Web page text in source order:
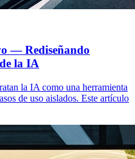
— Rediseñando
la IA
la IA como una herramienta
de uso aislados. Este artículo